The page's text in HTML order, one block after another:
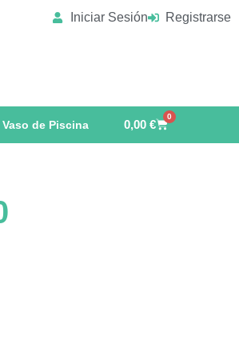
Iniciar Sesión Registrarse
Vaso de Piscina 0,00 €
0